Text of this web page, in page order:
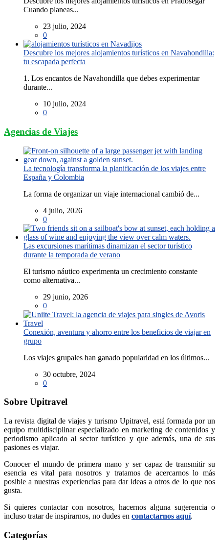
Cuando planeas...
23 julio, 2024
0
Descubre los mejores alojamientos turísticos en Navahondilla:
tu escapada perfecta
1. Los encantos de Navahondilla que debes experimentar
durante...
10 julio, 2024
0
Agencias de Viajes
La tecnología transforma la planificación de los viajes entre
España y Colombia
La forma de organizar un viaje internacional cambió de...
4 julio, 2026
0
Las excursiones marítimas dinamizan el sector turístico
durante la temporada de verano
El turismo náutico experimenta un crecimiento constante
como alternativa...
29 junio, 2026
0
Conexión, aventura y ahorro entre los beneficios de viajar en
grupo
Los viajes grupales han ganado popularidad en los últimos...
30 octubre, 2024
0
Sobre Upitravel
La revista digital de viajes y turismo Upitravel, está formada por un
equipo multidisciplinar especializado en marketing de contenidos y
periodismo aplicado al sector turístico y que además, una de sus
pasiones es viajar.
Conocer el mundo de primera mano y ser capaz de transmitir su
esencia es vital para nosotros y tratamos de acercarnos lo más
posible a nuestras experiencias para dar ideas a otros de lo que nos
gusta.
Si quieres contactar con nosotros, hacernos alguna sugerencia o
incluso tratar de inspirarnos, no dudes en contactarnos aquí.
Categorías